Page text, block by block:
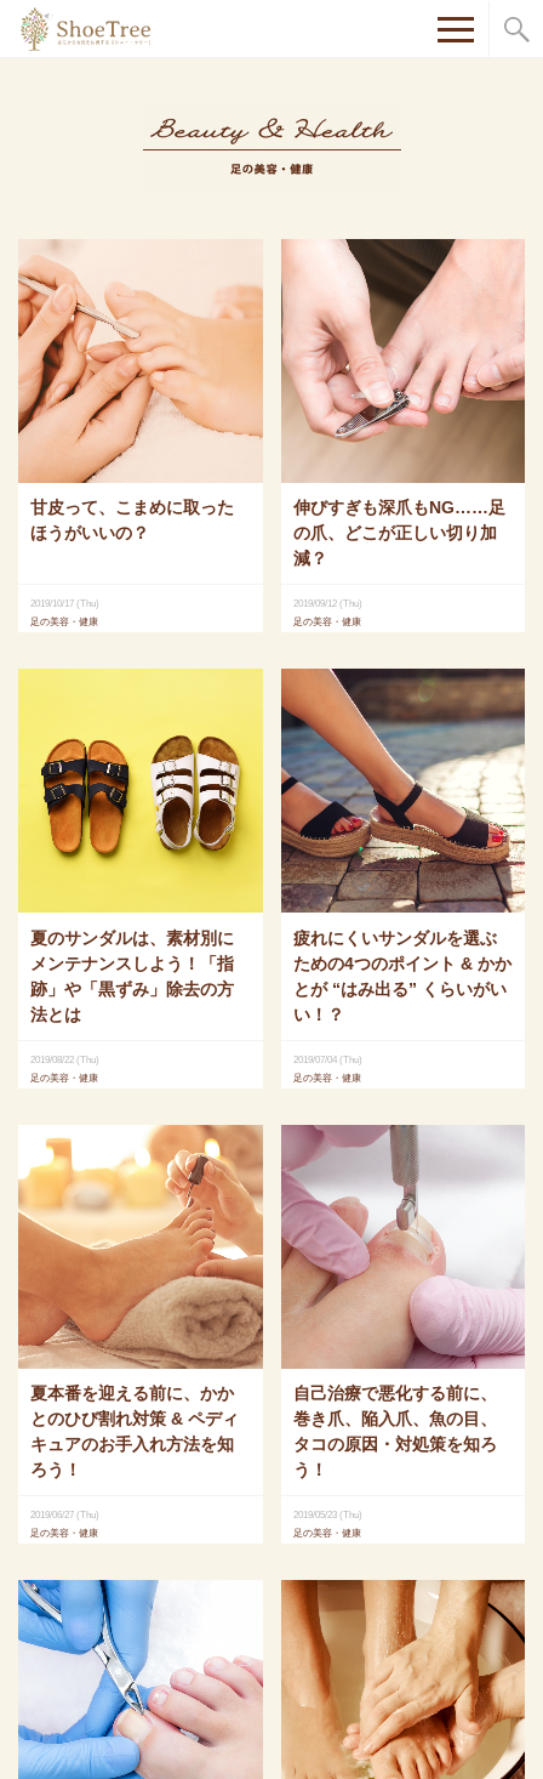
ShoeTreeシューツリー
甘皮って、こまめに取った
ほうがいいの？
2019/10/17 (Thu)
足の美容・健康
伸びすぎも深爪もNG……足
の爪、どこが正しい切り加
減？
2019/09/12 (Thu)
足の美容・健康
夏のサンダルは、素材別に
メンテナンスしよう！「指
跡」や「黒ずみ」除去の方
法とは
2019/08/22 (Thu)
足の美容・健康
疲れにくいサンダルを選ぶ
ための4つのポイント & かか
とが “はみ出る” くらいがい
い！？
2019/07/04 (Thu)
足の美容・健康
夏本番を迎える前に、かか
とのひび割れ対策 & ペディ
キュアのお手入れ方法を知
ろう！
2019/06/27 (Thu)
足の美容・健康
自己治療で悪化する前に、
巻き爪、陥入爪、魚の目、
タコの原因・対処策を知ろ
う！
2019/05/23 (Thu)
足の美容・健康